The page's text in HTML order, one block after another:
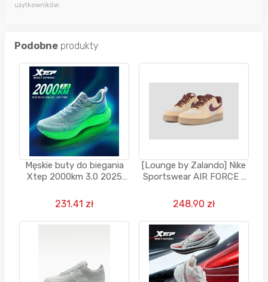
użytkowników.
Podobne produkty
Męskie buty do biegania
Xtep 2000km 3.0 2025
231.41 zł
[Lounge by Zalando] Nike
Sportswear AIR FORCE 1
- beżowy
248.90 zł